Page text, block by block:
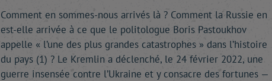
Comment en sommes-nous arrivés là ? Comment la Russie en
est-elle arrivée à ce que le politologue Boris Pastoukhov
appelle « l’une des plus grandes catastrophes » dans l’histoire
du pays (1) ? Le Kremlin a déclenché, le 24 février 2022, une
guerre insensée contre l’Ukraine et y consacre des fortunes —